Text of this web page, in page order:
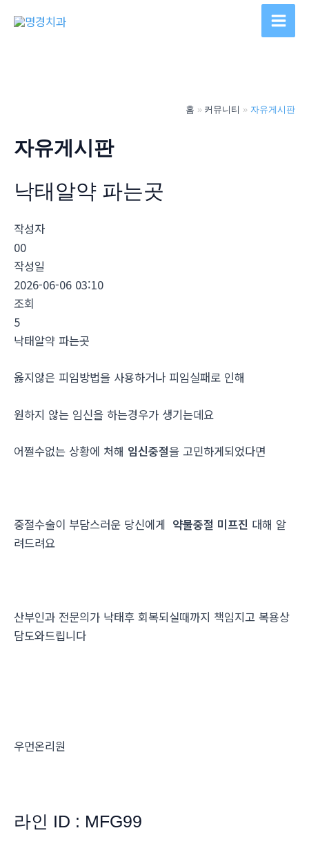
Main
홈 커뮤니티 자유게시판
자유게시판
낙­태알약 파는곳
작성자
00
작성일
2026-06-06 03:10
조회
5
낙­태알약 파는곳
옳지않은 피임방법을 사용하거나 피임실패로 인해
원하지 않는 임신을 하는경우가 생기는데요
어쩔수없는 상황에 처해 임신중절을 고민하게되었다면
중절수술이 부담스러운 당신에게 약물중절 미프진 대해 알
려드려요
산부인과 전문의가 낙태후 회복되실때까지 책임지고 복용상
담도와드립니다
우먼온리원
라인 ID : MFG99